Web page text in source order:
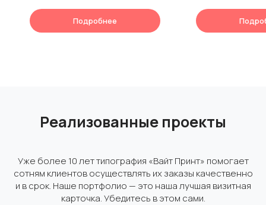
Подробнее
Реализованные проекты
Уже более 10 лет типография «Вайт Принт» помогает
сотням клиентов осуществлять их заказы качественно
и в срок. Наше портфолио — это наша лучшая визитная
карточка. Убедитесь в этом сами.